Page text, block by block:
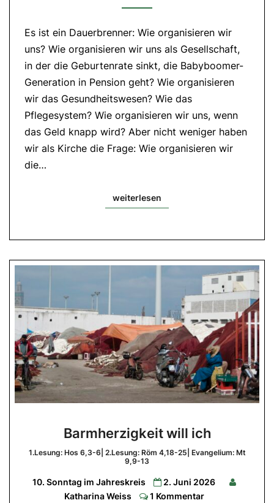
Mt
10,8
Es ist ein Dauerbrenner: Wie organisieren wir
uns? Wie organisieren wir uns als Gesellschaft,
in der die Geburtenrate sinkt, die Babyboomer-
Generation in Pension geht? Wie organisieren
wir das Gesundheitswesen? Wie das
Pflegesystem? Wie organisieren wir uns, wenn
das Geld knapp wird? Aber nicht weniger haben
wir als Kirche die Frage: Wie organisieren wir
die…
weiterlesen
will
ich
Hos
6|
Barmherzigkeit will ich
1.Lesung: Hos 6,3-6| 2.Lesung: Röm 4,18-25| Evangelium: Mt
9,9-13
10. Sonntag im Jahreskreis
2. Juni 2026
Katharina Weiss
Comments
1 Kommentar